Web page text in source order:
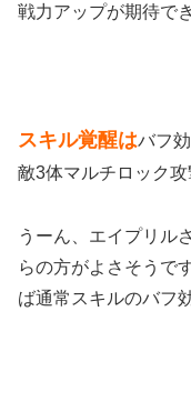
戦力アップが期待で
スキル覚醒はバフ
敵3体マルチロック攻
うーん、エイプリル
らの方がよさそうで
ば通常スキルのバフ